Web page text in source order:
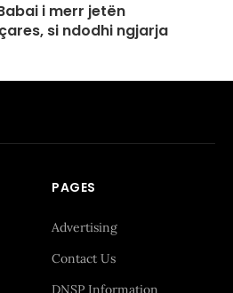
i merr jetën
si ndodhi ngjarja
PAGES
Advertising
Contact Us
DNSP Information